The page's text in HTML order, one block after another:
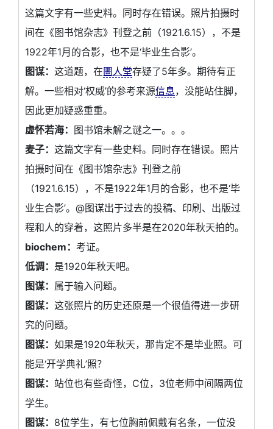
这篇文字有一些史料。同时存在错误。照片拍摄时
间在《图书馆杂志》刊登之前（1921.6.15），不是
1922年1月的合影，也不是‘毕业生合影’。
图谋： 这道题，在圕人堂存疑了5年多。期待有正
解。一些相对‘权威’的参考来源信息，没能站住脚，
因此更加疑惑重重。
虚怀若海： 图书馆未解之谜之一。。。
麦子： 这篇文字有一些史料。同时存在错误。照片
拍摄时间在《图书馆杂志》刊登之前
（1921.6.15），不是1922年1月的合影，也不是‘毕
业生合影’。@图谋出于过去的投稿、印刷、出版过
程和人的穿着，这照片多半是在2020年秋天拍的。
biochem： 考证。
低调： 是1920年秋天吧。
图谋： 属于输入问题。
图谋： 这张照片的历史还原是一个很值得进一步研
究的问题。
图谋： 如果是1920年秋天，那肯定不是毕业照。可
能是‘开学典礼’照？
图谋： 站位也有些奇怪，C位，3位老师中间隔两位
学生。
图谋： 8位学生，有七位胸前佩戴有名条，一位没